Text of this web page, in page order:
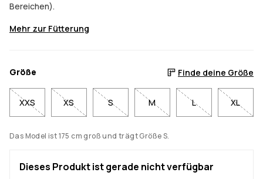
Bereichen).
Mehr zur Fütterung
Größe Finde deine Größe
XXS XS S M L XL
Das Model ist 175 cm groß und trägt Größe S.
Dieses Produkt ist gerade nicht verfügbar